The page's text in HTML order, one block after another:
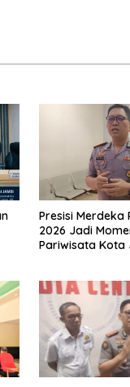
Presisi Merdeka
2026 Jadi
Pariwisata Kota